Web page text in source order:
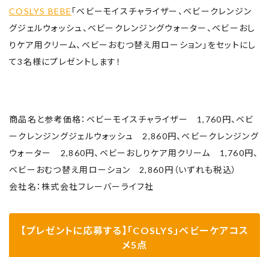
COSLYS BEBE 「ベビーモイスチャライザー、ベビークレンジン
グジェルウォッシュ、ベビークレンジングウォーター、ベビーおし
りケア用クリーム、ベビーおむつ替え用ローション」をセットにし
て3名様にプレゼントします！
商品名と参考価格：ベビーモイスチャライザー 1,760円、ベビ
ークレンジングジェルウォッシュ 2,860円、ベビークレンジング
ウォーター 2,860円、ベビーおしりケア用クリーム 1,760円、
ベビーおむつ替え用ローション 2,860円（いずれも税込）
会社名：株式会社フレーバーライフ社
【プレゼントに応募する】「COSLYS」ベビーケアコス
メ5点